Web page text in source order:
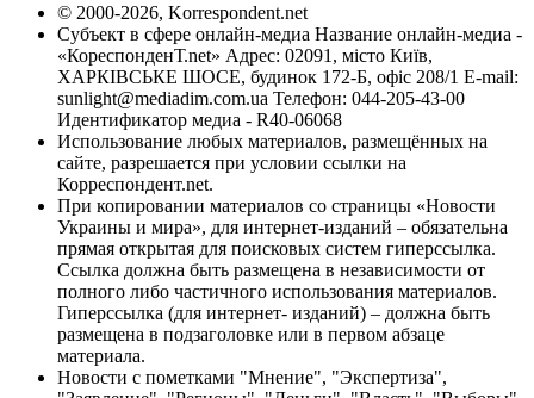
© 2000-2026, Korrespondent.net
Субъект в сфере онлайн-медиа Название онлайн-медиа -
«КореспонденТ.net» Адрес: 02091, місто Київ,
ХАРКІВСЬКЕ ШОСЕ, будинок 172-Б, офіс 208/1 E-mail:
sunlight@mediadim.com.ua Телефон: 044-205-43-00
Идентификатор медиа - R40-06068
Использование любых материалов, размещённых на
сайте, разрешается при условии ссылки на
Корреспондент.net.
При копировании материалов со страницы «Новости
Украины и мира», для интернет-изданий – обязательна
прямая открытая для поисковых систем гиперссылка.
Ссылка должна быть размещена в независимости от
полного либо частичного использования материалов.
Гиперссылка (для интернет- изданий) – должна быть
размещена в подзаголовке или в первом абзаце
материала.
Новости с пометками "Мнение", "Экспертиза",